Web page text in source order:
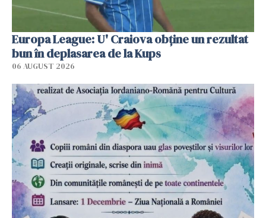
Europa League: U' Craiova obține un rezultat
bun în deplasarea de la Kups
06 AUGUST 2026